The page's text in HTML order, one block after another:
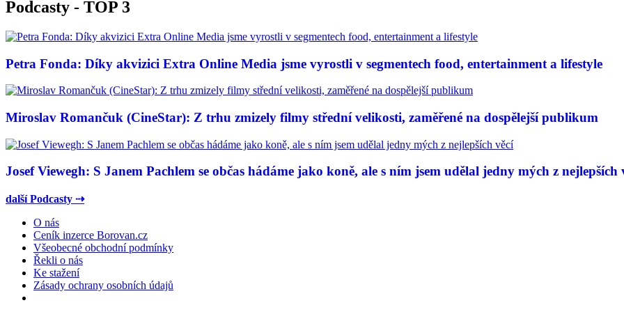
Podcasty - TOP 3
Petra Fonda: Díky akvizici Extra Online Media jsme vyrostli v segmentech food, entertainment a lifestyle
Miroslav Romančuk (CineStar): Z trhu zmizely filmy střední velikosti, zaměřené na dospělejší publikum
Josef Viewegh: S Janem Pachlem se občas hádáme jako koně, ale s ním jsem udělal jedny mých z nejlepších
další Podcasty ⇢
O nás
Ceník inzerce Borovan.cz
Všeobecné obchodní podmínky
Řekli o nás
Ke stažení
Zásady ochrany osobních údajů